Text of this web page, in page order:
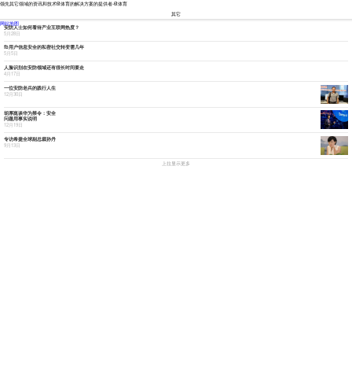
领先其它领域的资讯和技术6t体育的解决方案的提供者-6t体育
其它
安防人士如何看待产业互联网热度？
5月28日
fb用户信息安全的私密社交转变需几年
5月5日
人脸识别在安防领域还有很长时间要走
4月17日
一位安防老兵的践行人生
12月30日
胡厚崑谈华为禁令：安全
问题用事实说明
12月19日
专访希捷全球副总裁孙丹
9月13日
上拉显示更多
网站地图